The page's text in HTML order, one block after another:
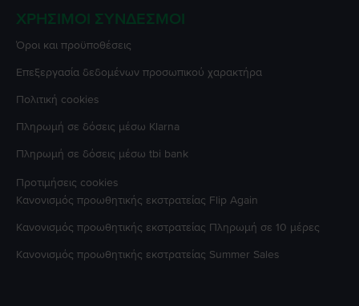
ΧΡΉΣΙΜΟΙ ΣΎΝΔΕΣΜΟΙ
Όροι και προϋποθέσεις
Επεξεργασία δεδομένων προσωπικού χαρακτήρα
Πολιτική cookies
Πληρωμή σε δόσεις μέσω Klarna
Πληρωμή σε δόσεις μέσω tbi bank
Προτιμήσεις cookies
Κανονισμός προωθητικής εκστρατείας Flip Again
Κανονισμός προωθητικής εκστρατείας Πληρωμή σε 10 μέρες
Κανονισμός προωθητικής εκστρατείας Summer Sales